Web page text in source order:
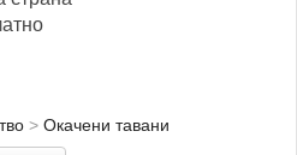
Окачени тавани